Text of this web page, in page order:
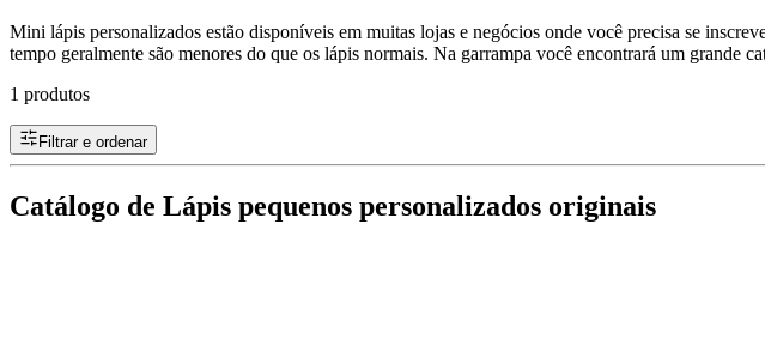
Mini lápis personalizados estão disponíveis em muitas lojas e negócios onde você precisa se
tempo geralmente são menores do que os lápis normais. Na garrampa você encontrará um grande
1 produtos
Filtrar e ordenar
Catálogo de Lápis pequenos personalizados originais